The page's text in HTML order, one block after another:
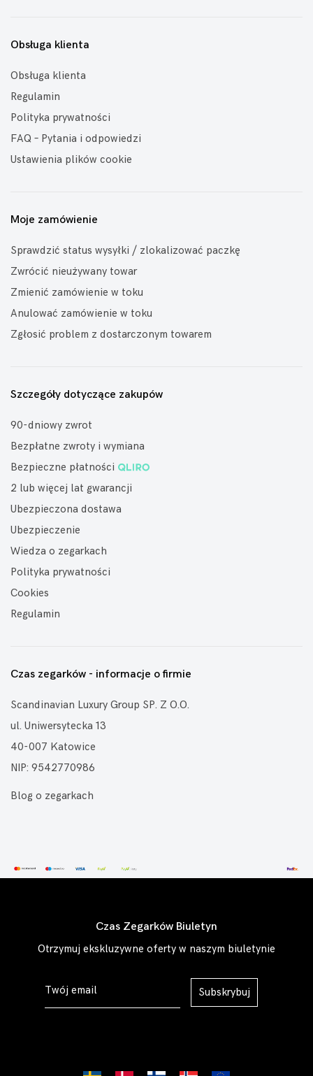
Obsługa klienta
Obsługa klienta
Regulamin
Polityka prywatności
FAQ – Pytania i odpowiedzi
Ustawienia plików cookie
Moje zamówienie
Sprawdzić status wysyłki / zlokalizować paczkę
Zwrócić nieużywany towar
Zmienić zamówienie w toku
Anulować zamówienie w toku
Zgłosić problem z dostarczonym towarem
Szczegóły dotyczące zakupów
90-dniowy zwrot
Bezpłatne zwroty i wymiana
Bezpieczne płatności
2 lub więcej lat gwarancji
Ubezpieczona dostawa
Ubezpieczenie
Wiedza o zegarkach
Polityka prywatności
Cookies
Regulamin
Czas zegarków - informacje o firmie
Scandinavian Luxury Group SP. Z O.O.
ul. Uniwersytecka 13
40-007 Katowice
NIP: 9542770986
Blog o zegarkach
Czas Zegarków Biuletyn
Otrzymuj ekskluzywne oferty w naszym biuletynie
Subskrybuj